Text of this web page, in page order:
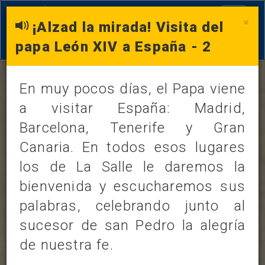
×
¡Alzad la mirada! Visita del
papa León XIV a España - 2
En muy pocos días, el Papa viene
a visitar España: Madrid,
Barcelona, Tenerife y Gran
Canaria. En todos esos lugares
los de La Salle le daremos la
bienvenida y escucharemos sus
palabras, celebrando junto al
sucesor de san Pedro la alegría
de nuestra fe.
LOS DATOS DEL DÍA
martes, 2 de junio de 2026
FRASE SANTORAL
CURIOSIDADES